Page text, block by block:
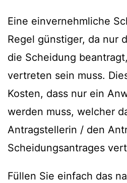
Eine einvernehmliche
Regel günstiger, da nur
die Scheidung
vertreten sein muss.
Kosten, dass nur ein
werden muss, welcher
Antragstellerin / den
Scheidungsantrages
Füllen Sie einfach das